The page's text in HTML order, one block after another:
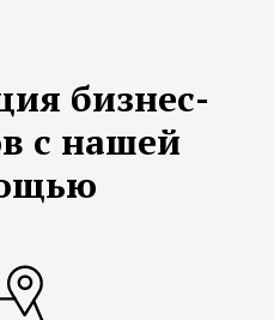
бизнес-
с нашей